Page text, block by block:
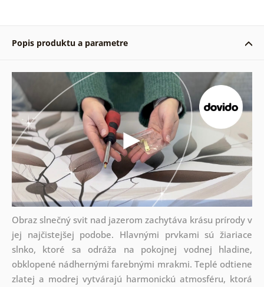
Popis produktu a parametre
Obraz slnečný svit nad jazerom zachytáva krásu prírody v
jej najčistejšej podobe. Hlavnými prvkami sú žiariace
slnko, ktoré sa odráža na pokojnej vodnej hladine,
obklopené nádhernými farebnými mrakmi. Teplé odtiene
zlatej a modrej vytvárajú harmonickú atmosféru, ktorá